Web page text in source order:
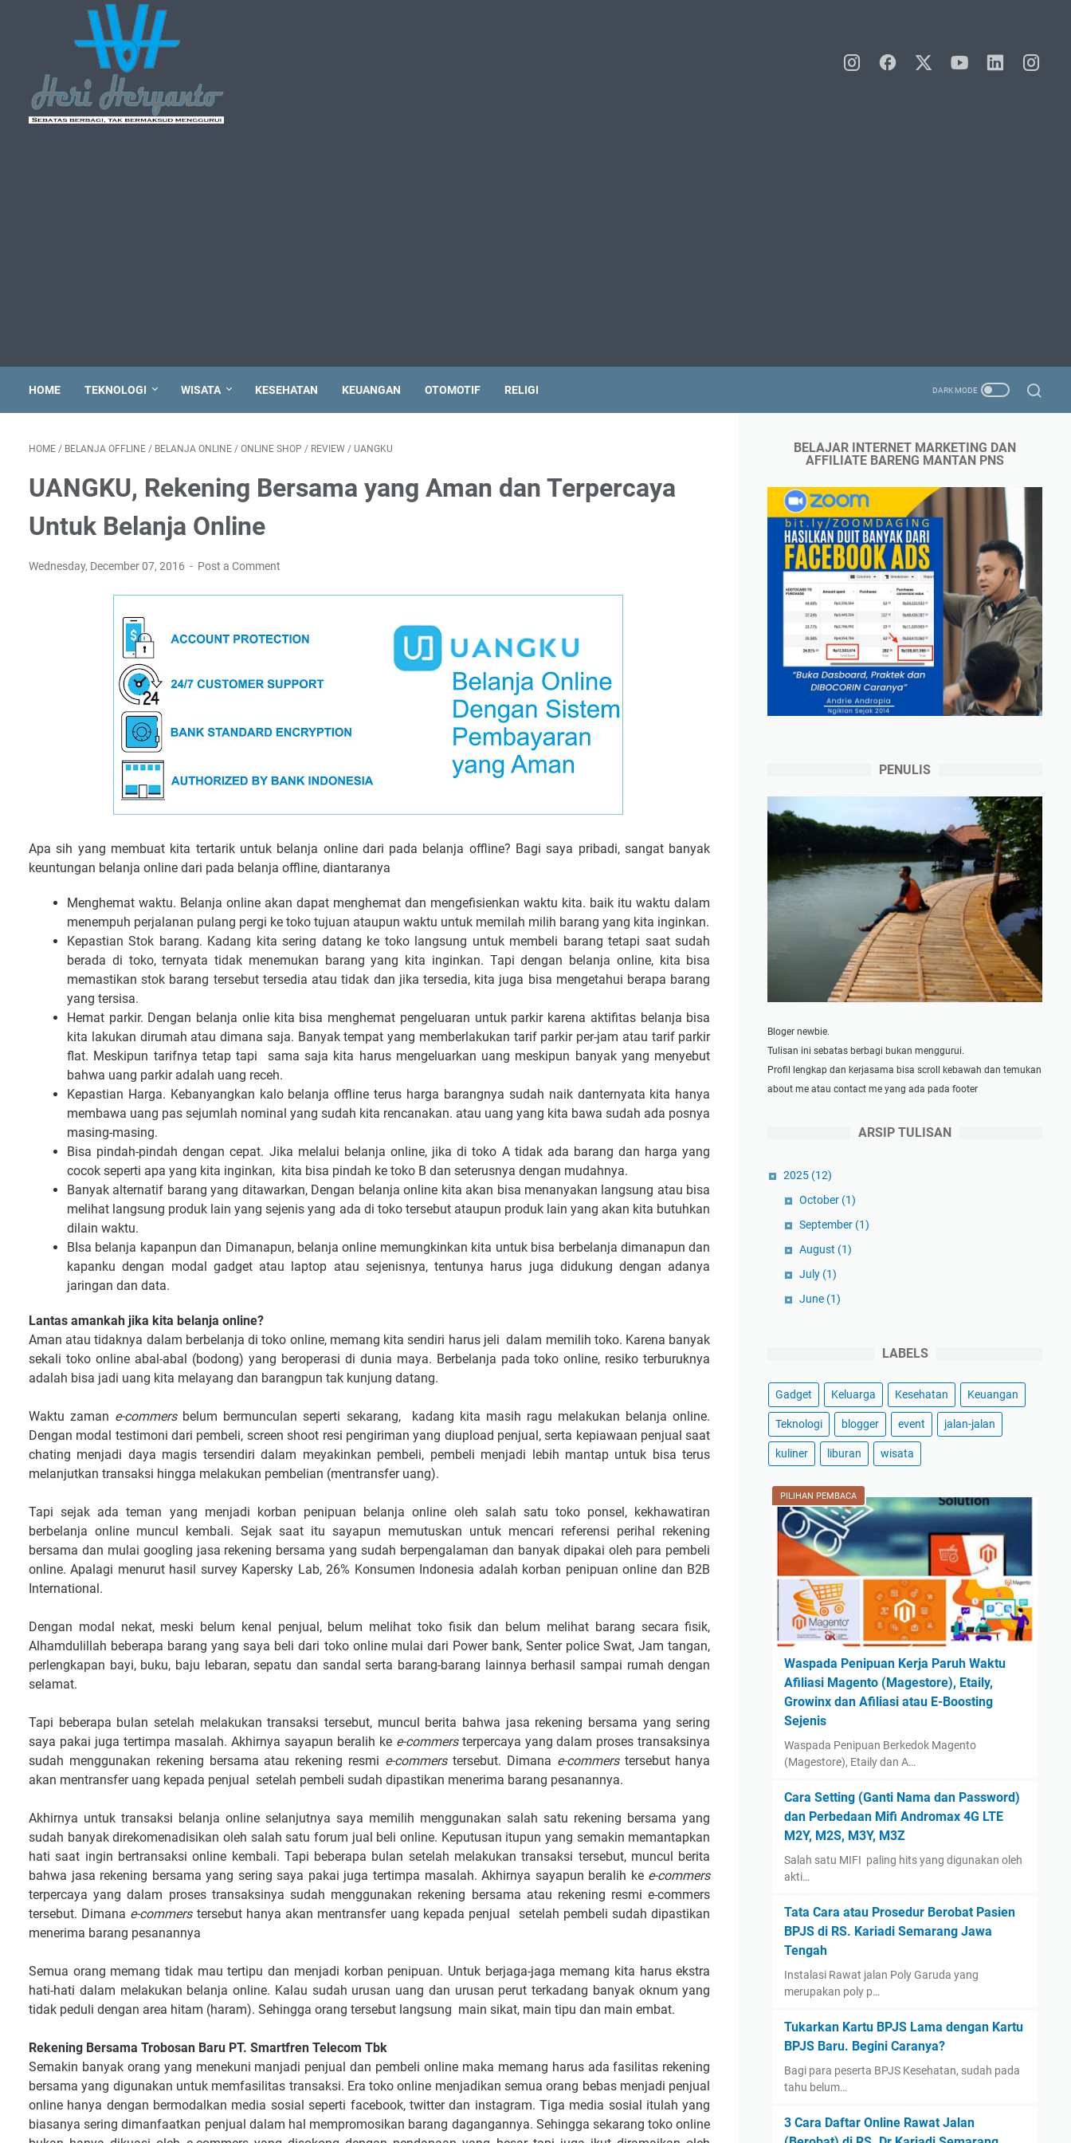
HOME TEKNOLOGI WISATA KESEHATAN KEUANGAN OTOMOTIF RELIGI
HOME / BELANJA OFFLINE / BELANJA ONLINE / ONLINE SHOP / REVIEW / UANGKU
UANGKU, Rekening Bersama yang Aman dan Terpercaya
Untuk Belanja Online
Wednesday, December 07, 2016 Post a Comment
Apa sih yang membuat kita tertarik untuk belanja online dari pada belanja offline? Bagi saya pribadi, sangat banyak
keuntungan belanja online dari pada belanja offline, diantaranya
Menghemat waktu. Belanja online akan dapat menghemat dan mengefisienkan waktu kita. baik itu waktu dalam
menempuh perjalanan pulang pergi ke toko tujuan ataupun waktu untuk memilah milih barang yang kita inginkan.
Kepastian Stok barang. Kadang kita sering datang ke toko langsung untuk membeli barang tetapi saat sudah
berada di toko, ternyata tidak menemukan barang yang kita inginkan. Tapi dengan belanja online, kita bisa
memastikan stok barang tersebut tersedia atau tidak dan jika tersedia, kita juga bisa mengetahui berapa barang
yang tersisa.
Hemat parkir. Dengan belanja onlie kita bisa menghemat pengeluaran untuk parkir karena aktifitas belanja bisa
kita lakukan dirumah atau dimana saja. Banyak tempat yang memberlakukan tarif parkir per-jam atau tarif parkir
flat. Meskipun tarifnya tetap tapi sama saja kita harus mengeluarkan uang meskipun banyak yang menyebut
bahwa uang parkir adalah uang receh.
Kepastian Harga. Kebanyangkan kalo belanja offline terus harga barangnya sudah naik danternyata kita hanya
membawa uang pas sejumlah nominal yang sudah kita rencanakan. atau uang yang kita bawa sudah ada posnya
masing-masing.
Bisa pindah-pindah dengan cepat. Jika melalui belanja online, jika di toko A tidak ada barang dan harga yang
cocok seperti apa yang kita inginkan, kita bisa pindah ke toko B dan seterusnya dengan mudahnya.
Banyak alternatif barang yang ditawarkan, Dengan belanja online kita akan bisa menanyakan langsung atau bisa
melihat langsung produk lain yang sejenis yang ada di toko tersebut ataupun produk lain yang akan kita butuhkan
dilain waktu.
BIsa belanja kapanpun dan Dimanapun, belanja online memungkinkan kita untuk bisa berbelanja dimanapun dan
kapanku dengan modal gadget atau laptop atau sejenisnya, tentunya harus juga didukung dengan adanya
jaringan dan data.
Lantas amankah jika kita belanja online?
Aman atau tidaknya dalam berbelanja di toko online, memang kita sendiri harus jeli dalam memilih toko. Karena banyak
sekali toko online abal-abal (bodong) yang beroperasi di dunia maya. Berbelanja pada toko online, resiko terburuknya
adalah bisa jadi uang kita melayang dan barangpun tak kunjung datang.
Waktu zaman e-commersbelum bermunculan seperti sekarang, kadang kita masih ragu melakukan belanja online.
Dengan modal testimoni dari pembeli, screen shoot resi pengiriman yang diupload penjual, serta kepiawaan penjual saat
chating menjadi daya magis tersendiri dalam meyakinkan pembeli, pembeli menjadi lebih mantap untuk bisa terus
melanjutkan transaksi hingga melakukan pembelian (mentransfer uang).
Tapi sejak ada teman yang menjadi korban penipuan belanja online oleh salah satu toko ponsel, kekhawatiran
berbelanja online muncul kembali. Sejak saat itu sayapun memutuskan untuk mencari referensi perihal rekening
bersama dan mulai googling jasa rekening bersama yang sudah berpengalaman dan banyak dipakai oleh para pembeli
online. Apalagi menurut hasil survey Kapersky Lab, 26% Konsumen Indonesia adalah korban penipuan online dan B2B
International.
Dengan modal nekat, meski belum kenal penjual, belum melihat toko fisik dan belum melihat barang secara fisik,
Alhamdulillah beberapa barang yang saya beli dari toko online mulai dari Power bank, Senter police Swat, Jam tangan,
perlengkapan bayi, buku, baju lebaran, sepatu dan sandal serta barang-barang lainnya berhasil sampai rumah dengan
selamat.
Tapi beberapa bulan setelah melakukan transaksi tersebut, muncul berita bahwa jasa rekening bersama yang sering
saya pakai juga tertimpa masalah. Akhirnya sayapun beralih ke e-commersterpercaya yang dalam proses transaksinya
sudah menggunakan rekening bersama atau rekening resmi e-commerstersebut. Dimana e-commerstersebut hanya
akan mentransfer uang kepada penjual setelah pembeli sudah dipastikan menerima barang pesanannya.
Akhirnya untuk transaksi belanja online selanjutnya saya memilih menggunakan salah satu rekening bersama yang
sudah banyak direkomenadisikan oleh salah satu forum jual beli online. Keputusan itupun yang semakin memantapkan
hati saat ingin bertransaksi online kembali. Tapi beberapa bulan setelah melakukan transaksi tersebut, muncul berita
bahwa jasa rekening bersama yang sering saya pakai juga tertimpa masalah. Akhirnya sayapun beralih ke e-commers
terpercaya yang dalam proses transaksinya sudah menggunakan rekening bersama atau rekening resmi e-commers
tersebut. Dimana e-commerstersebut hanya akan mentransfer uang kepada penjual setelah pembeli sudah dipastikan
menerima barang pesanannya
Semua orang memang tidak mau tertipu dan menjadi korban penipuan. Untuk berjaga-jaga memang kita harus ekstra
hati-hati dalam melakukan belanja online. Kalau sudah urusan uang dan urusan perut terkadang banyak oknum yang
tidak peduli dengan area hitam (haram). Sehingga orang tersebut langsung main sikat, main tipu dan main embat.
Rekening Bersama Trobosan Baru PT. Smartfren Telecom Tbk
Semakin banyak orang yang menekuni manjadi penjual dan pembeli online maka memang harus ada fasilitas rekening
bersama yang digunakan untuk memfasilitas transaksi. Era toko online menjadikan semua orang bebas menjadi penjual
online hanya dengan bermodalkan media sosial seperti facebook, twitter dan instagram. Tiga media sosial itulah yang
biasanya sering dimanfaatkan penjual dalam hal mempromosikan barang dagangannya. Sehingga sekarang toko online
BELAJAR INTERNET MARKETING DAN
AFFILIATE BARENG MANTAN PNS
PENULIS
Bloger newbie.
Tulisan ini sebatas berbagi bukan menggurui.
Profil lengkap dan kerjasama bisa scroll kebawah dan temukan
about me atau contact me yang ada pada footer
ARSIP TULISAN
2025 (12)
October (1)
September (1)
August (1)
July (1)
June (1)
February(1)
January(1)
2024
(59)
November(2)
October(2)
September(42)
(2)
July(2)
June(1)
May(1)
April(1)
March
(1)
February
January(1)
2023(14)
August(1)
January(13)
2022 (14)
December(4)
August(1)
May(1)
March(1)
2021(12)
December
November
(1)
September (1)
LABELS
Gadget Keluarga Kesehatan Keuangan
Teknologi blogger event jalan-jalan
kuliner liburan wisata
PILIHAN PEMBACA
Waspada Penipuan Kerja Paruh Waktu
Afiliasi Magento (Magestore), Etaily,
Growinx dan Afiliasi atau E-Boosting
Sejenis
Waspada Penipuan Berkedok Magento
(Magestore), Etaily dan A…
Cara Setting (Ganti Nama dan Password)
dan Perbedaan Mifi Andromax 4G LTE
M2Y, M2S, M3Y, M3Z
Salah satu MIFI paling hits yang digunakan oleh
akti…
Tata Cara atau Prosedur Berobat Pasien
BPJS di RS. Kariadi Semarang Jawa
Tengah
Instalasi Rawat jalan Poly Garuda yang
merupakan poly p…
Tukarkan Kartu BPJS Lama dengan Kartu
BPJS Baru. Begini Caranya?
Bagi para peserta BPJS Kesehatan, sudah pada
tahu belum…
3 Cara Daftar Online Rawat Jalan